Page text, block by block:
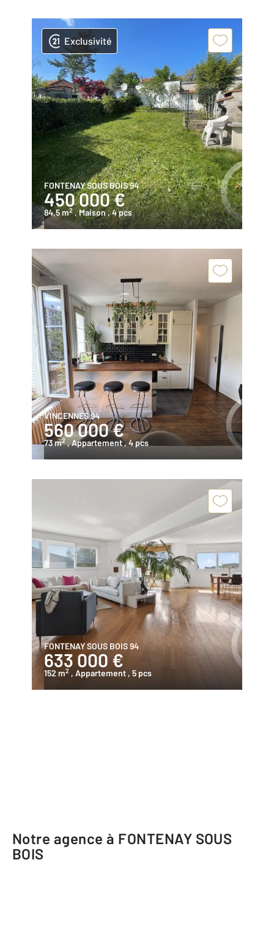
Exclusivité
FONTENAY SOUS BOIS 94
450 000 €
84,5 m2 , Maison, 4 pcs
VINCENNES 94
560 000 €
73 m2 , Appartement, 4 pcs
FONTENAY SOUS BOIS 94
633 000 €
152 m2 , Appartement , 5 pcs
Notre agence à FONTENAY SOUS
BOIS